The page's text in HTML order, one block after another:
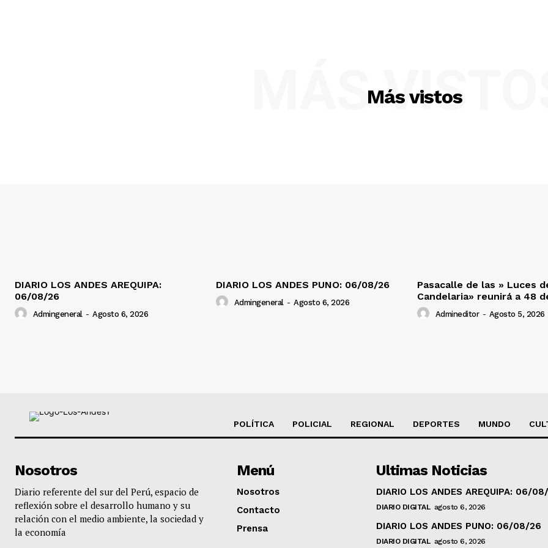
Más vistos
MÁS
DIARIO LOS ANDES AREQUIPA:
06/08/26
Admingeneral - Agosto 6, 2026
DIARIO LOS ANDES PUNO: 06/08/26
Admingeneral - Agosto 6, 2026
Pasacalle de las » Luces
Candelaria» reunirá a 48
Admineditor - Agosto 5, 2026
POLÍTICA POLICIAL REGIONAL DEPORTES MUNDO
Nosotros
Diario referente del sur del Perú, espacio de
reflexión sobre el desarrollo humano y su
relación con el medio ambiente, la sociedad y
la economía
Menú
Nosotros
Contacto
Prensa
Ultimas Noticias
DIARIO LOS ANDES AREQUIPA: 06/
DIARIO DIGITAL agosto 6, 2026
DIARIO LOS ANDES PUNO: 06/08/26
DIARIO DIGITAL agosto 6, 2026